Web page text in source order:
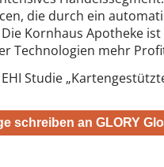
die durch ein
Kornhaus Apotheke
Technologien mehr
Studie
schreiben an GLORY